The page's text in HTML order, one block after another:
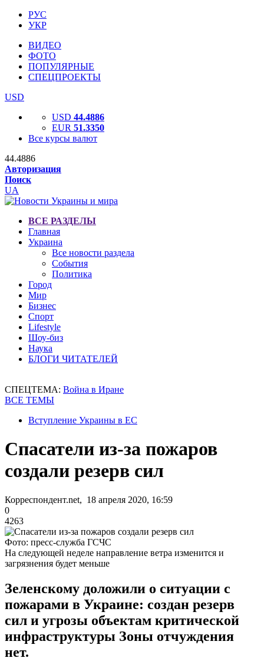
РУС
УКР
ВИДЕО
ФОТО
ПОПУЛЯРНЫЕ
СПЕЦПРОЕКТЫ
USD
USD 44.4886
EUR 51.3350
Все курсы валют
44.4886
Авторизация
Поиск
UA
ВСЕ РАЗДЕЛЫ
Главная
Украина
Все новости раздела
События
Политика
Город
Мир
Бизнес
Спорт
Lifestyle
Шоу-биз
Наука
БЛОГИ ЧИТАТЕЛЕЙ
СПЕЦТЕМА: Война в Иране
ВСЕ ТЕМЫ
Вступление Украины в ЕС
Спасатели из-за пожаров
создали резерв сил
Корреспондент.net, 18 апреля 2020, 16:59
0
4263
Фото: пресс-служба ГСЧС
На следующей неделе направление ветра изменится и
загрязнения будет меньше
Зеленскому доложили о ситуации с
пожарами в Украине: создан резерв
сил и угрозы объектам критической
инфраструктуры Зоны отчуждения
нет.